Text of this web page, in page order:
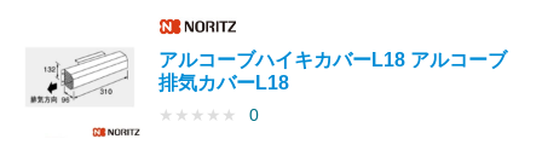
アルコーブハイキカバーL18 アルコーブ
排気カバーL18
★ ★ ★ ★ ★ 0